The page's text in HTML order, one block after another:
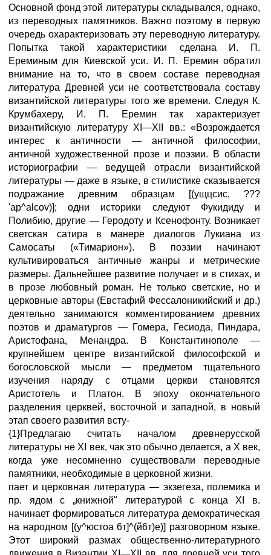
Основной фонд этой литературы складывался, однако,
из переводных памятников. Важно поэтому в первую
очередь охарактеризовать эту переводную литературу.
Попытка такой характеристики сделана И. П.
Ереминым для Киевской уси. И. П. Еремин обратил
внимание на то, что в своем составе переводная
литература Древней уси не соответствовала составу
византийской литературы того же времени. Следуя К.
Крумбахеру, И. П. Еремин так характеризует
византийскую литературу XI—XII вв.: «Возрождается
интерес к античности — античной философии,
античной художественной прозе и поэзии. В области
историографии — ведущей отрасли византийской
литературы — даже в языке, в стилистике сказывается
подражание древним образцам [(ущцсис, ???
'ap^alcov)]; одни историки следуют Фукидиду и
Полибию, другие — Геродоту и Ксенофонту. Возникает
светская сатира в манере диалогов Лукиана из
Самосаты («Тимарион»). В поэзии начинают
культивироваться античные жанры и метрические
размеры. Дальнейшее развитие получает и в стихах, и
в прозе любовный роман. Не только светские, но и
церковные авторы (Евстафий Фессалоникийский и др.)
деятельно занимаются комментированием древних
поэтов и драматургов — Гомера, Гесиода, Пиндара,
Аристофана, Менандра. В Константинополе —
крупнейшем центре византийской философской и
богословской мысли — предметом тщательного
изучения наряду с отцами церкви становятся
Аристотель и Платон. В эпоху окончательного
разделения церквей, восточной и западной, в новый
этап своего развития всту-
{1}Предлагаю считать началом древнерусской
литературы не XI век, чак это обычно делается, а Х век,
когда уже несомненно существовали переводные
памятники, необходимые в церковной жизни.
пает и церковная литература — экзегеза, полемика и
пр. ядом с „книжной" литературой с конца XI в.
начинает формироваться литература демократическая
на народном [(у^юстоа 6т]^(й6т)е)] разговорном языке.
Этот широкий размах общественно-литературного